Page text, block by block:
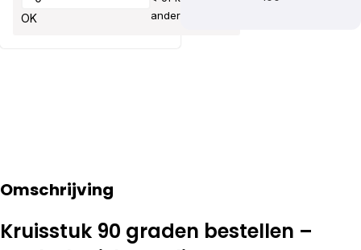
OK
ander aantal
Omschrijving
Kruisstuk 90 graden bestellen –